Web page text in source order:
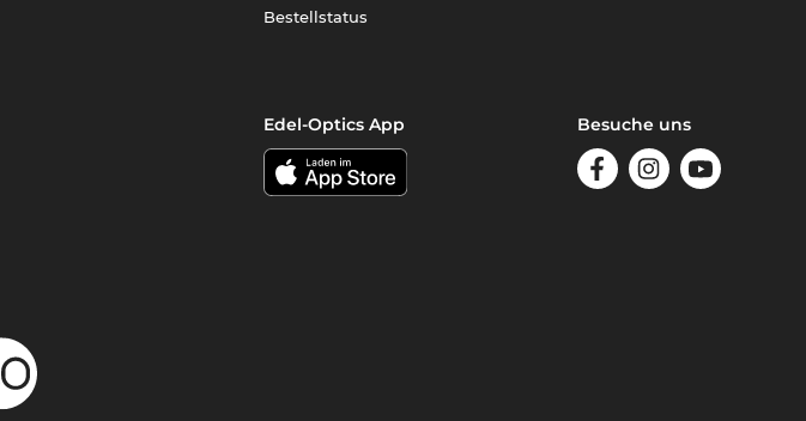
Bestellstatus
Edel-Optics App Besuche uns